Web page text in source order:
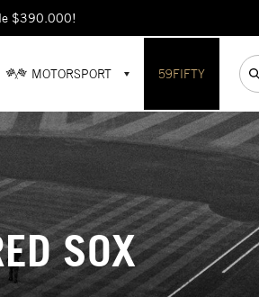
$390.000!
MOTORSPORT 59FIFTY
SOX